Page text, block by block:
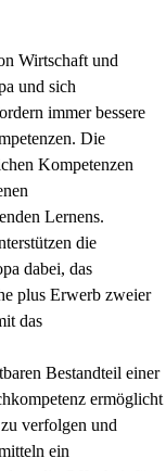
Wirtschaft und
und sich
immer bessere
Die
Kompetenzen
Lernens.
die
dabei, das
plus Erwerb zweier
das
Bestandteil einer
ermöglicht
verfolgen und
ein